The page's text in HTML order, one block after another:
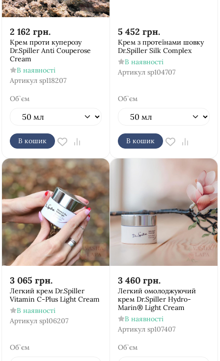
2 162 грн.
Крем проти куперозу
Dr.Spiller Anti Couperose
Cream
В наявності
Артикул sp118207
Об`єм
В кошик
5 452 грн.
Крем з протеїнами шовку
Dr.Spiller Silk Complex
В наявності
Артикул sp104707
Об`єм
В кошик
3 065 грн.
Легкий крем Dr.Spiller
Vitamin C-Plus Light Cream
В наявності
Артикул sp106207
Об`єм
3 460 грн.
Легкий омолоджуючий
крем Dr.Spiller Hydro-
Marin® Light Cream
В наявності
Артикул sp107407
Об`єм